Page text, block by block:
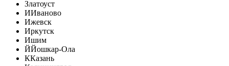
Златоуст
ИИваново
Ижевск
Иркутск
Ишим
ЙЙошкар-Ола
ККазань